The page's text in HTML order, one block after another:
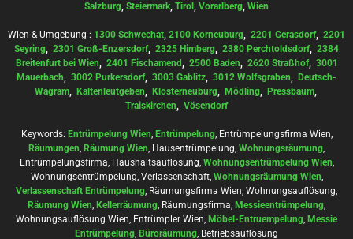
Salzburg, Steiermark, Tirol , Vorarlberg, Wien
Wien & Umgebung : 1300 Schwechat, 2100 Korneuburg, 2201 Gerasdorf, 2201
Seyring, 2301 Groß-Enzersdorf, 2325 Himberg, 2380 Perchtoldsdorf, 2384
Breitenfurt bei Wien, 2401 Fischamend, 2500 Baden, 2620 Straßhof, 3001
Mauerbach, 3002 Purkersdorf, 3003 Gablitz, 3012 Wolfsgraben, Deutsch-
Wagram, Kaltenleutgeben, Klosterneuburg, Mödling, Pressbaum,
Traiskirchen, Vösendorf
Keywords: Entrümpelung Wien, Entrümpelung, Entrümpelungsfirma Wien,
Räumungen, Räumung Wien, Hausentrümpelung, Wohnungsräumung,
Entrümpelungsfirma, Haushaltsauflösung, Wohnungsentrümpelung Wien,
Wohnungsentrümpelung, Verlassenschaft, Wohnungsräumung Wien,
Verlassenschaft Entrümpelung, Räumungsfirma Wien, Wohnungsauflösung,
Räumung Wien, Kellerräumung, Räumungsfirma, Messieentrümpelung,
Wohnungsauflösung Wien, Entrümpler Wien, Möbel-Entruempelung, Messie
Entrümpelung, Büroräumung, Betriebsauflösung